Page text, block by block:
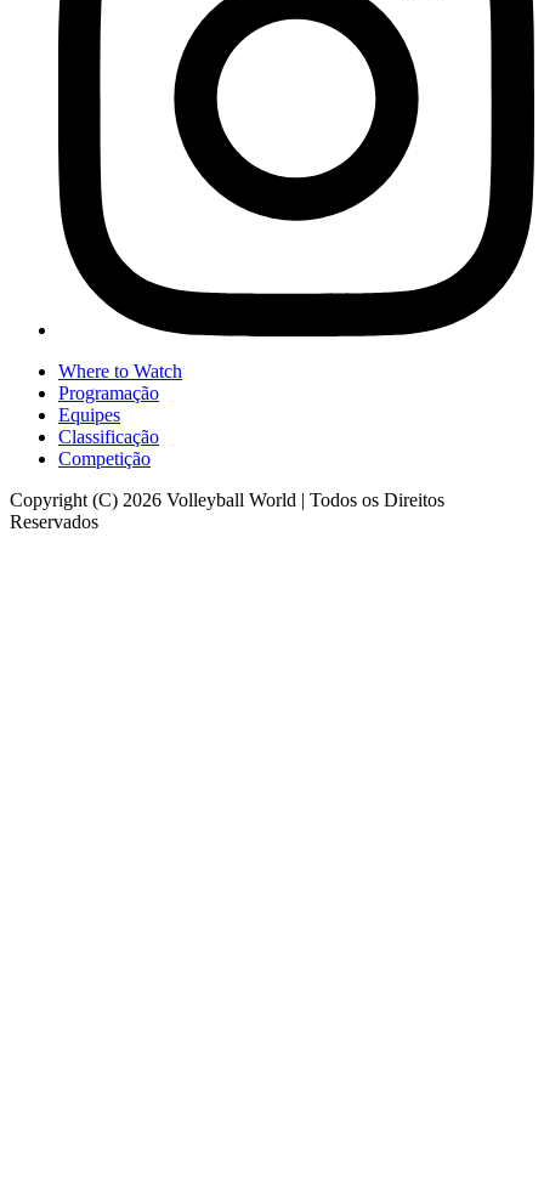
Where to Watch
Programação
Equipes
Classificação
Competição
Copyright (C) 2026 Volleyball World | Todos os Direitos
Reservados